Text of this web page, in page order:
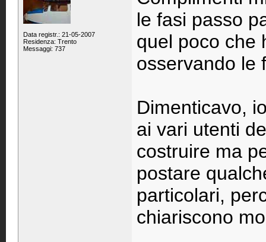
Data registr.: 21-05-2007
Residenza: Trento
Messaggi: 737
le fasi passo
quel poco che
osservando le
Dimenticavo,
ai vari utenti
costruire ma
postare
particolari,
chiariscono